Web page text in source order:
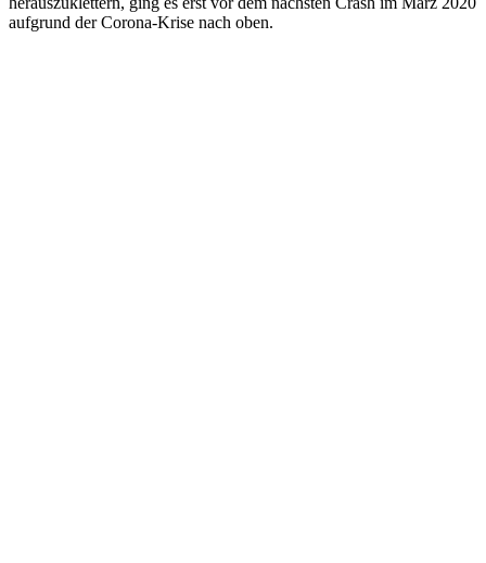
aufgrund der Corona-Krise nach oben.